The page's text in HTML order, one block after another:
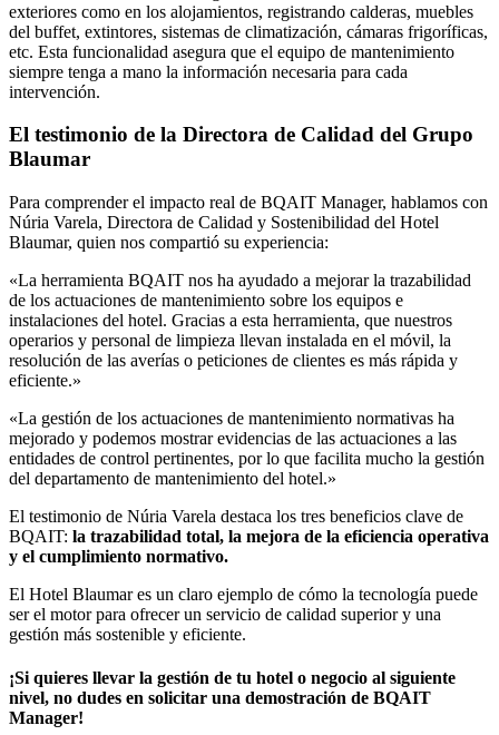
exteriores como en los alojamientos, registrando calderas, muebles
del buffet, extintores, sistemas de climatización, cámaras frigoríficas,
etc. Esta funcionalidad asegura que el equipo de mantenimiento
siempre tenga a mano la información necesaria para cada
intervención.
El testimonio de la Directora de Calidad del Grupo
Blaumar
Para comprender el impacto real de BQAIT Manager, hablamos con
Núria Varela, Directora de Calidad y Sostenibilidad del Hotel
Blaumar, quien nos compartió su experiencia:
«La herramienta BQAIT nos ha ayudado a mejorar la trazabilidad
de los actuaciones de mantenimiento sobre los equipos e
instalaciones del hotel. Gracias a esta herramienta, que nuestros
operarios y personal de limpieza llevan instalada en el móvil, la
resolución de las averías o peticiones de clientes es más rápida y
eficiente.»
«La gestión de los actuaciones de mantenimiento normativas ha
mejorado y podemos mostrar evidencias de las actuaciones a las
entidades de control pertinentes, por lo que facilita mucho la gestión
del departamento de mantenimiento del hotel.»
El testimonio de Núria Varela destaca los tres beneficios clave de
BQAIT: la trazabilidad total, la mejora de la eficiencia operativa
y el cumplimiento normativo.
El Hotel Blaumar es un claro ejemplo de cómo la tecnología puede
ser el motor para ofrecer un servicio de calidad superior y una
gestión más sostenible y eficiente.
¡Si quieres llevar la gestión de tu hotel o negocio al siguiente
nivel, no dudes en solicitar una demostración de BQAIT
Manager!